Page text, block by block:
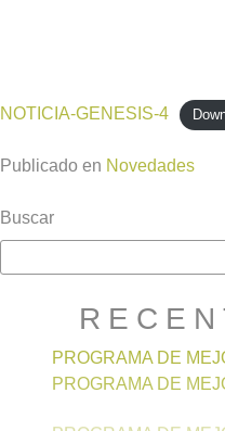
NOTICIA-GENESIS-4
Publicado en Novedades
Buscar
PROGRAMA DE
PROGRAMA DE